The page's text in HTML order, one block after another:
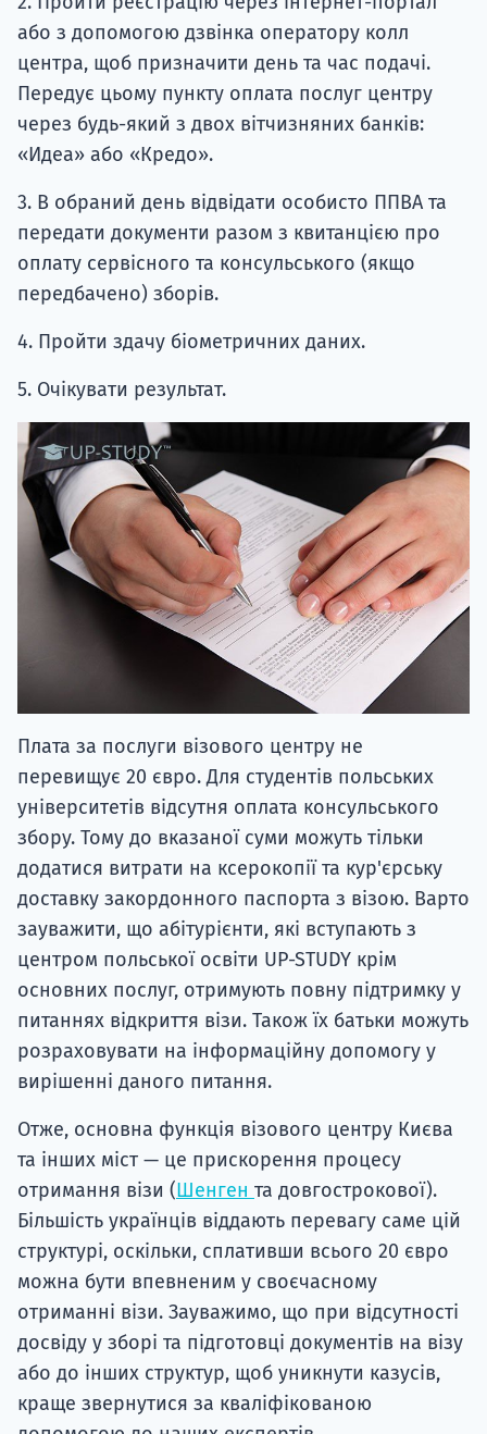
або з допомогою дзвінка оператору колл
центра, щоб призначити день та час подачі.
Передує цьому пункту оплата послуг центру
через будь-який з двох вітчизняних банків:
«Идеа» або «Кредо».
3. В обраний день відвідати особисто ППВА та
передати документи разом з квитанцією про
оплату сервісного та консульського (якщо
передбачено) зборів.
4. Пройти здачу біометричних даних.
5. Очікувати результат.
Плата за послуги візового центру не
перевищує 20 євро. Для студентів польських
університетів відсутня оплата консульського
збору. Тому до вказаної суми можуть тільки
додатися витрати на ксерокопії та кур'єрську
доставку закордонного паспорта з візою. Варто
зауважити, що абітурієнти, які вступають з
центром польської освіти UP-STUDY крім
основних послуг, отримують повну підтримку у
питаннях відкриття візи. Також їх батьки можуть
розраховувати на інформаційну допомогу у
вирішенні даного питання.
Отже, основна функція візового центру Києва
та інших міст — це прискорення процесу
отримання візи (Шенген та довгострокової).
Більшість українців віддають перевагу саме цій
структурі, оскільки, сплативши всього 20 євро
можна бути впевненим у своєчасному
отриманні візи. Зауважимо, що при відсутності
досвіду у зборі та підготовці документів на візу
або до інших структур, щоб уникнути казусів,
краще звернутися за кваліфікованою